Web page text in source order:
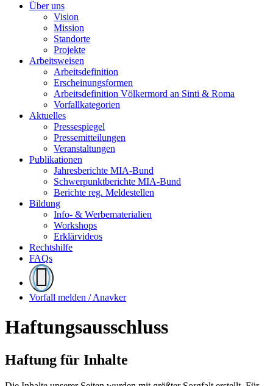
Über uns
Vision
Mission
Standorte
Projekte
Arbeitsweisen
Arbeitsdefinition
Erscheinungsformen
Arbeitsdefinition Völkermord an Sinti & Roma
Vorfallkategorien
Aktuelles
Pressespiegel
Pressemitteilungen
Veranstaltungen
Publikationen
Jahresberichte MIA-Bund
Schwerpunktberichte MIA-Bund
Berichte reg. Meldestellen
Bildung
Info- & Werbematerialien
Workshops
Erklärvideos
Rechtshilfe
FAQs
Vorfall melden / Anavker
Haftungsausschluss
Haftung für Inhalte